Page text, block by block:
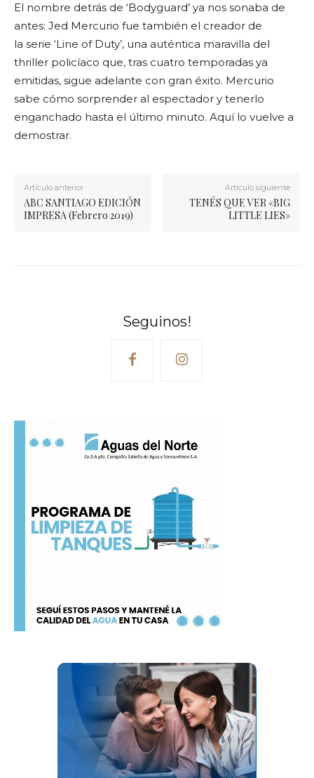
El nombre detrás de ‘Bodyguard’ ya nos sonaba de
antes: Jed Mercurio fue también el creador de
la serie ‘Line of Duty’, una auténtica maravilla del
thriller policíaco que, tras cuatro temporadas ya
emitidas, sigue adelante con gran éxito. Mercurio
sabe cómo sorprender al espectador y tenerlo
enganchado hasta el último minuto. Aquí lo vuelve a
demostrar.
Artículo anterior
ABC SANTIAGO EDICIÓN
IMPRESA (Febrero 2019)
Artículo siguiente
TENÉS QUE VER «BIG
LITTLE LIES»
Seguinos!